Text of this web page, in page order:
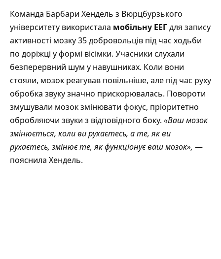
Команда Барбари Хендель з Вюрцбурзького
університету використала мобільну ЕЕГдля запису
активності мозку 35 добровольців під час ходьби
по доріжці у формі вісімки. Учасники слухали
безперервний шум у навушниках. Коли вони
стояли, мозок реагував повільніше, але під час руху
обробка звуку значно прискорювалась. Повороти
змушували мозок змінювати фокус, пріоритетно
обробляючи звуки з відповідного боку. «Ваш мозок
змінюється, коли ви рухаєтесь, а те, як ви
рухаєтесь, змінює те, як функціонує ваш мозок», —
пояснила Хендель.